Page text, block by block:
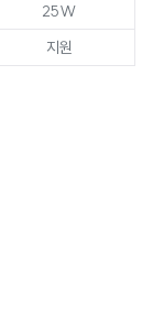
25W
지원